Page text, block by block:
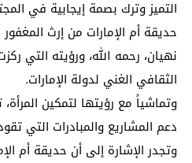
التميز وترك بصمة إيجابية في
حديقة أم الإمارات من إرث
نهيان، رحمه الله، ورؤيته التي
الثقافي الغني لدولة الإمارات.
وتماشياً مع رؤيتها لتمكين
دعم المشاريع والمبادرات التي
وتجدر الإشارة إلى أن حديقة أم